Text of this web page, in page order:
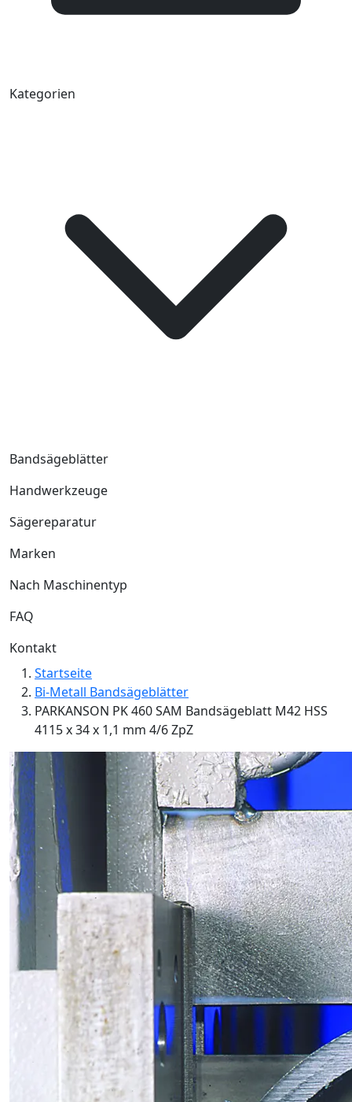
Kategorien
Bandsägeblätter
Handwerkzeuge
Sägereparatur
Marken
Nach Maschinentyp
FAQ
Kontakt
Startseite
Bi-Metall Bandsägeblätter
PARKANSON PK 460 SAM Bandsägeblatt M42 HSS
4115 x 34 x 1,1 mm 4/6 ZpZ